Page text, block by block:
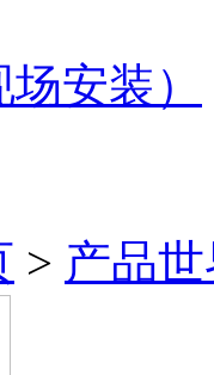
安装）
> 产品